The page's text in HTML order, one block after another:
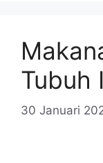
Tubuh
30 Januari